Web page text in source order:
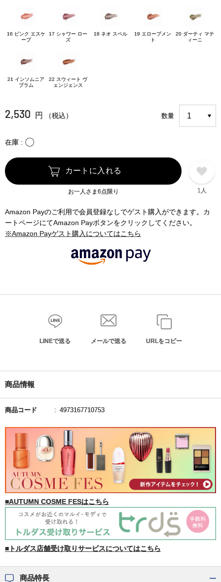
16 ピンク エスケ
ープ
17 シャワー ロー
ズ
18 ネオ スペル
19 エロープメン
ト
20 ダーティ マテ
ィーニ
21 インソムニア
プラム
22 スウィート ヴ
ェンジェンス
2,530 円 （税込） 数量
在庫 〇
カートに入れる
お一人さま6点限り 1人
Amazon Payのご利用で会員登録なしでゲスト購入ができます。カ
ートページにてAmazon Payボタンをクリックしてください。
※Amazon Payゲスト購入についてはこちら
LINEで送る メールで送る URLをコピー
商品情報
商品コード 4973167710753
■AUTUMN COSME FESはこちら
■トルダス店舗受け取りサービスについてはこちら
商品特長